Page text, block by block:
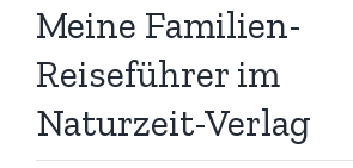
Meine Familien-
Reiseführer im
Naturzeit-Verlag